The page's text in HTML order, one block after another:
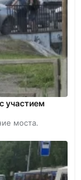
участием
моста.